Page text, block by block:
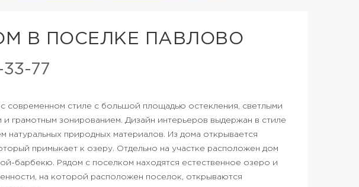
В ПОСЕЛКЕ ПАВЛОВО
77
современном стиле c большой площадью остекления, светлыми
и грамотным зонированием. Дизайн интерьеров выдержан в стиле
натуральных природных материалов. Из дома открывается
примыкает к озеру. Отдельно на участке расположен дом
барбекю. Рядом с поселком находятся естественное озеро и
на которой расположен поселок, открываются